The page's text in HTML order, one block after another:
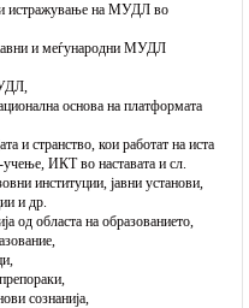
истражување на МУДЛ во
и меѓународни МУДЛ
основа на платформата
и странство, кои работат на иста
ИКТ во наставата и сл.
институции, јавни установи,
и др.
од областа на образованието,
сознанија,